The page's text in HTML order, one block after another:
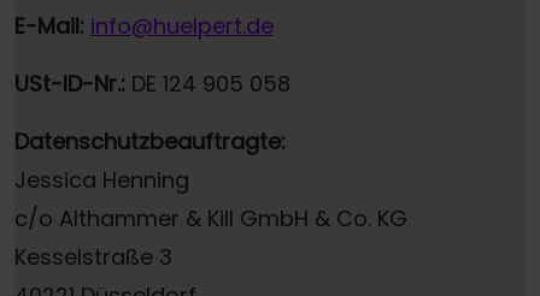
E-Mail: info@huelpert.de
USt-ID-Nr.: DE 124 905 058
Datenschutzbeauftragte:
Jessica Henning
c/o Althammer & Kill GmbH & Co. KG
Kesselstraße 3